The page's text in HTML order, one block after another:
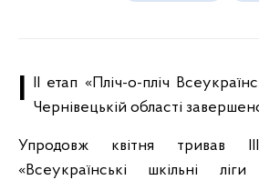
III етап «Пліч-о-пліч Всеукраїнські шкільні ліги» у Чернівецькій області
Упродовж квітня тривав
«Всеукраїнські шкільні